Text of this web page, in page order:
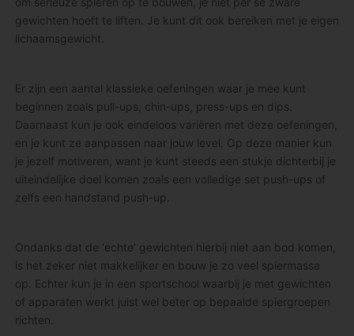
gewichten hoeft te liften. Je kunt dit ook bereiken met je eigen
lichaamsgewicht.
Er zijn een aantal klassieke oefeningen waar je mee kunt
beginnen zoals pull-ups, chin-ups, press-ups en dips.
Daarnaast kun je ook eindeloos variëren met deze oefeningen,
en je kunt ze aanpassen naar jouw level. Op deze manier kun
je jezelf motiveren, want je kunt steeds een stukje dichterbij je
uiteindelijke doel komen zoals een volledige set push-ups of
zelfs een handstand push-up.
Ondanks dat de ‘echte’ gewichten hierbij niet aan bod komen,
is het zeker niet makkelijker en bouw je zo veel spiermassa
op. Echter kun je in een sportschool waarbij je met gewichten
of apparaten werkt juist wel beter op bepaalde spiergroepen
richten.